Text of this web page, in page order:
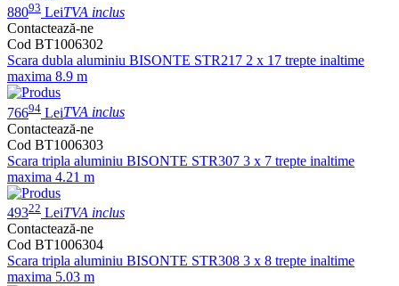
88093 LeiTVA inclus
Contactează-ne
Cod BT1006302
Scara dubla aluminiu BISONTE STR217 2 x 17 trepte inaltime
maxima 8.9 m
76694 LeiTVA inclus
Contactează-ne
Cod BT1006303
Scara tripla aluminiu BISONTE STR307 3 x 7 trepte inaltime
maxima 4.21 m
49322 LeiTVA inclus
Contactează-ne
Cod BT1006304
Scara tripla aluminiu BISONTE STR308 3 x 8 trepte inaltime
maxima 5.03 m